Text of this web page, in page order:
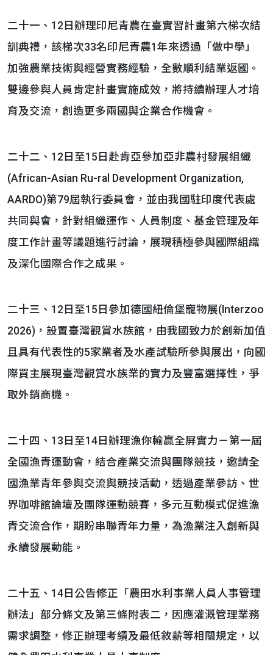
二十一、12日辦理印尼青農在臺實習計畫第六梯次結
訓典禮，該梯次33名印尼青農1年來透過「做中學」
加強農業技術與經營實務經驗，全數順利結業返國。
雙邊參與人員肯定計畫實施成效，將持續辦理人才培
育及交流，創造更多兩國與企業合作機會。
二十二、12日至15日赴肯亞參加亞非農村發展組織
(African-Asian Ru-ral Development Organization,
AARDO)第79屆執行委員會，並由我國駐印度代表處
共同與會，針對組織運作、人員制度、基金管理及年
度工作計畫等議題進行討論，展現積極參與國際組織
及深化國際合作之成果。
二十三、12日至15日參加德國紐倫堡寵物展(Interzoo
2026)，設置臺灣觀賞水族館，由我國致力於創新加值
且具有代表性的5家業者及水產試驗所參與展出，向國
際買主展現臺灣觀賞水族業的實力及豐富選擇性，爭
取外銷商機。
二十四、13日至14日辦理漁你輸贏全屏實力－第一屆
全國漁青運動會，結合產業交流與團隊競技，邀請全
國漁業青年參與交流與競技活動，透過產業參訪、世
界咖啡館論壇及團隊運動競賽，多元互動模式促進漁
青交流合作，期盼串聯青年力量，為漁業注入創新與
永續發展動能。
二十五、14日公告修正「農田水利事業人員人事管理
辦法」部分條文及第三條附表二，因應灌溉管理業務
需求調整，修正辦理考績及最低敘薪等相關規定，以